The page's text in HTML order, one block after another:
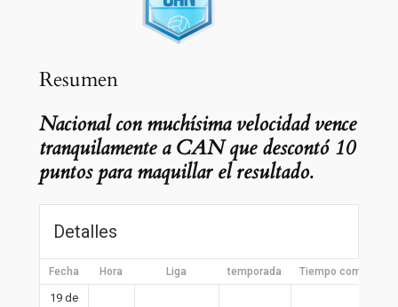
Resumen
Nacional con muchísima velocidad vence
tranquilamente a CAN que descontó 10
puntos para maquillar el resultado.
Detalles
Fecha Hora Liga temporada Tiempo completo
19 de